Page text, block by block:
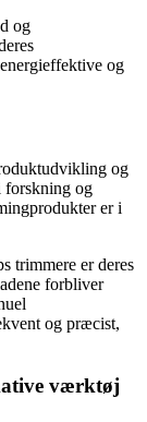
og
og
og
forskning og
er i
trimmere er deres
forbliver
og præcist,
værktøj